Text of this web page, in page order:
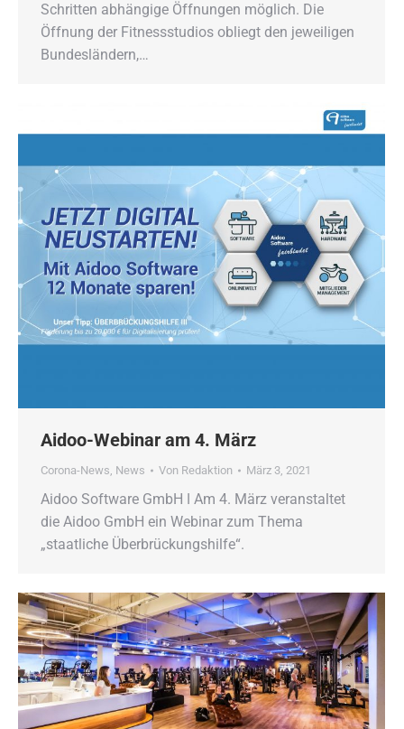
Schritten abhängige Öffnungen möglich. Die
Öffnung der Fitnessstudios obliegt den jeweiligen
Bundesländern,…
Aidoo-Webinar am 4. März
Corona-News, News Von Redaktion März 3, 2021
Aidoo Software GmbH ǀ Am 4. März veranstaltet
die Aidoo GmbH ein Webinar zum Thema
„staatliche Überbrückungshilfe“.